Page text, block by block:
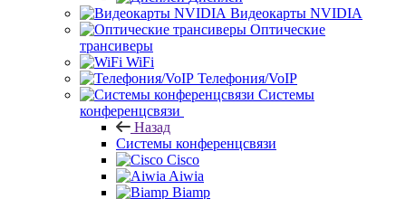
Видеокарты NVIDIA
Оптические
трансиверы
WiFi
Телефония/VoIP
Системы
конференцсвязи
Назад
Системы конференцсвязи
Cisco
Aiwia
Biamp